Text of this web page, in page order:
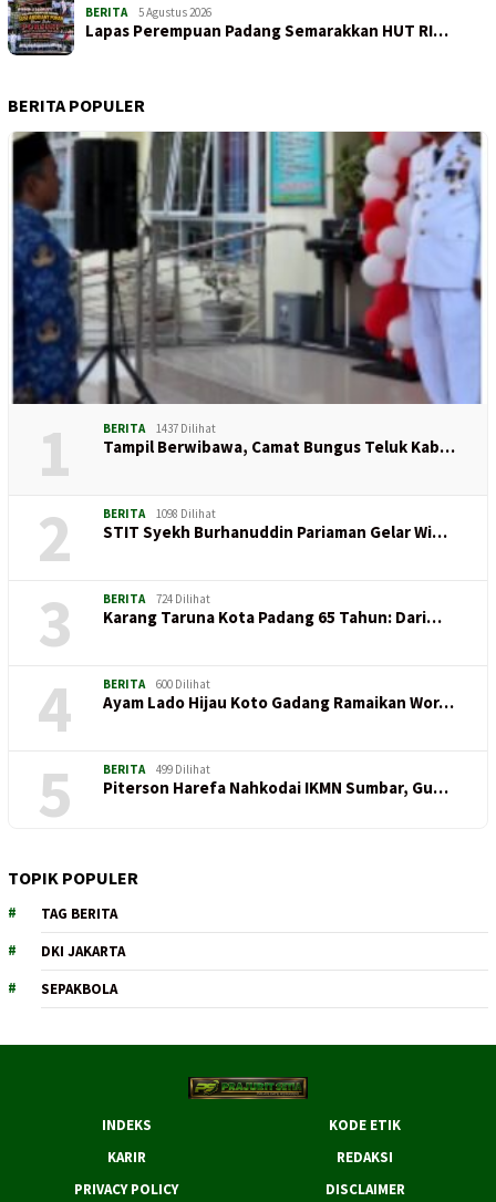
BERITA 5 Agustus 2026
Lapas Perempuan Padang Semarakkan HUT RI…
BERITA POPULER
1 BERITA 1437 Dilihat
Tampil Berwibawa, Camat Bungus Teluk Kab…
2 BERITA 1098 Dilihat
STIT Syekh Burhanuddin Pariaman Gelar Wi…
3 BERITA 724 Dilihat
Karang Taruna Kota Padang 65 Tahun: Dari…
4 BERITA 600 Dilihat
Ayam Lado Hijau Koto Gadang Ramaikan Wor…
5 BERITA 499 Dilihat
Piterson Harefa Nahkodai IKMN Sumbar, Gu…
TOPIK POPULER
TAG BERITA
DKI JAKARTA
SEPAKBOLA
INDEKS
KODE ETIK
KARIR
REDAKSI
PRIVACY POLICY
DISCLAIMER